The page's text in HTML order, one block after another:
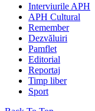
Interviurile APH
APH Cultural
Remember
Dezvăluiri
Pamflet
Editorial
Reportaj
Timp liber
Sport